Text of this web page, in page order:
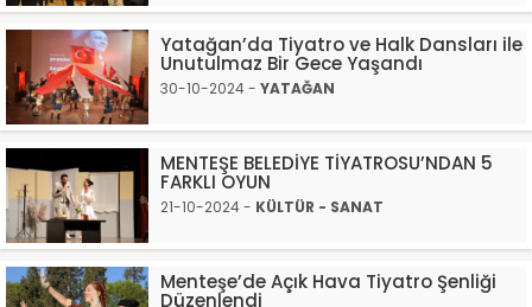
Yatağan’da Tiyatro ve Halk Dansları ile
Unutulmaz Bir Gece Yaşandı
30-10-2024 - YATAĞAN
MENTEŞE BELEDİYE TİYATROSU’NDAN 5
FARKLI OYUN
21-10-2024 - KÜLTÜR - SANAT
Menteşe’de Açık Hava Tiyatro Şenliği
Düzenlendi